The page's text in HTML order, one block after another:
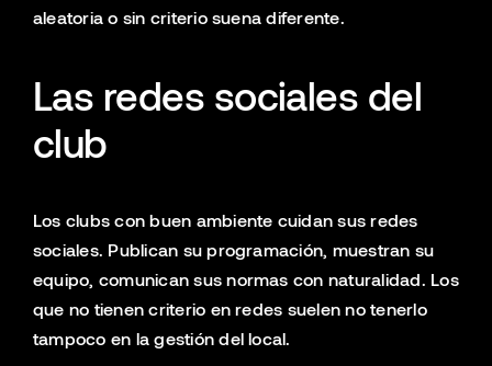
aleatoria o sin criterio suena diferente.
Las redes sociales del
club
Los clubs con buen ambiente cuidan sus redes
sociales. Publican su programación, muestran su
equipo, comunican sus normas con naturalidad. Los
que no tienen criterio en redes suelen no tenerlo
tampoco en la gestión del local.